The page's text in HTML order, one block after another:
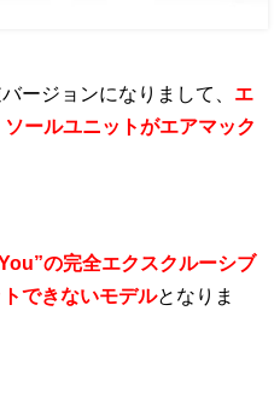
ージョンになりまして、
エ
ソールユニットがエアマック
の完全エクスクルーシブ
できないモデルとなりま